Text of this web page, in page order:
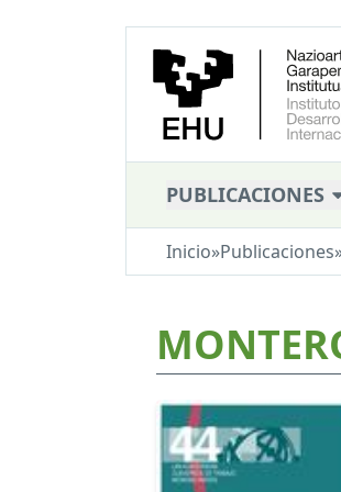
PUBLICACIONES
Inicio»Publicaciones